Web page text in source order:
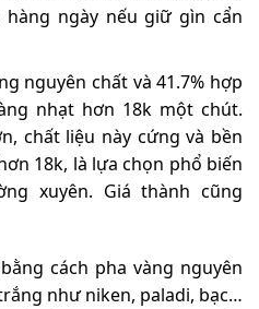
ngày nếu giữ gìn cẩn
nguyên chất và 41.7% hợp
nhạt hơn 18k một chút.
chất liệu này cứng và bền
18k, là lựa chọn phổ biến
xuyên. Giá thành cũng
cách pha vàng nguyên
như niken, paladi, bạc…